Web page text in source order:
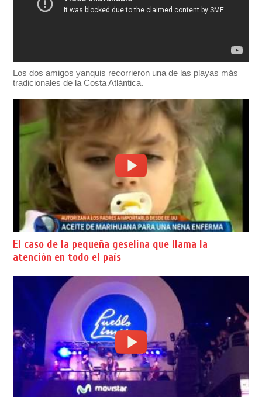
Los dos amigos yanquis recorrieron una de las playas más
tradicionales de la Costa Atlántica.
El caso de la pequeña geselina que llama la
atención en todo el país